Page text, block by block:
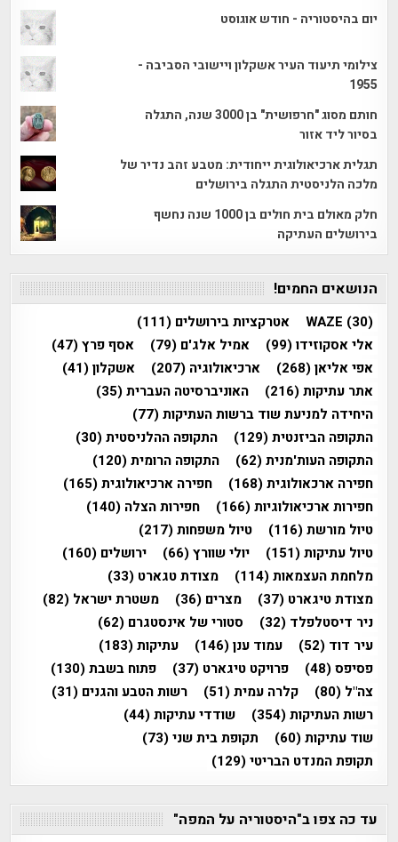
יום בהיסטוריה - חודש אוגוסט
צילומי תיעוד העיר אשקלון ויישובי הסביבה -
1955
חותם מסוג "חרפושית" בן 3000 שנה, התגלה
בסיור ליד אזור
תגלית ארכיאולוגית ייחודית: מטבע זהב נדיר של
מלכה הלניסטית התגלה בירושלים
חלק מאולם בית חולים בן 1000 שנה נחשף
בירושלים העתיקה
הנושאים החמים!
WAZE (30) אטרקציות בירושלים (111)
אלי אסקוזידו(99) אמיל אלג'ם (79) אסף פרץ(47)
אפי אליאן(268) ארכיאולוגיה (207) אשקלון(41)
אתר עתיקות(216) האוניברסיטה העברית(35)
היחידה למניעת שוד ברשות העתיקות(77)
התקופה הביזנטית(129) התקופה ההלניסטית(30)
התקופה העות'מנית(62) התקופה הרומית(120)
חפירה ארכאולוגית(168) חפירה ארכיאולוגית(165)
חפירות ארכיאולוגיות(166) חפירות הצלה (140)
טיול מורשת(116) טיול משפחות(217)
טיול עתיקות(151) יולי שוורץ(66) ירושלים (160)
מלחמת העצמאות(114) מצודת טגארט (33)
מצודת טיגארט (37) מצרים (36) משטרת ישראל (82)
ניר דיסטלפלד (32) סטורי של אינסטגרם (62)
עיר דוד (52) עמוד ענן(146) עתיקות(183)
פסיפס(48) פרויקט טיגארט (37) פתוח בשבת(130)
צה"ל (80) קלרה עמית(51) רשות הטבע והגנים (31)
רשות העתיקות(354) שודדי עתיקות(44)
שוד עתיקות(60) תקופת בית שני(73)
תקופת המנדט הבריטי(129)
עד כה צפו ב"היסטוריה על המפה"